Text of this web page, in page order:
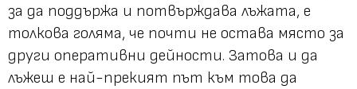
за да поддържа и потвърждава лъжата, е
толкова голяма, че почти не остава място за
други оперативни дейности. Затова и да
лъжеш е най-прекият път към това да